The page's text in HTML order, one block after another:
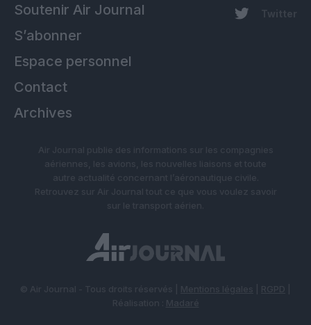
Soutenir Air Journal
S’abonner
Espace personnel
Contact
Archives